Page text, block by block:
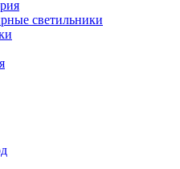
светильники